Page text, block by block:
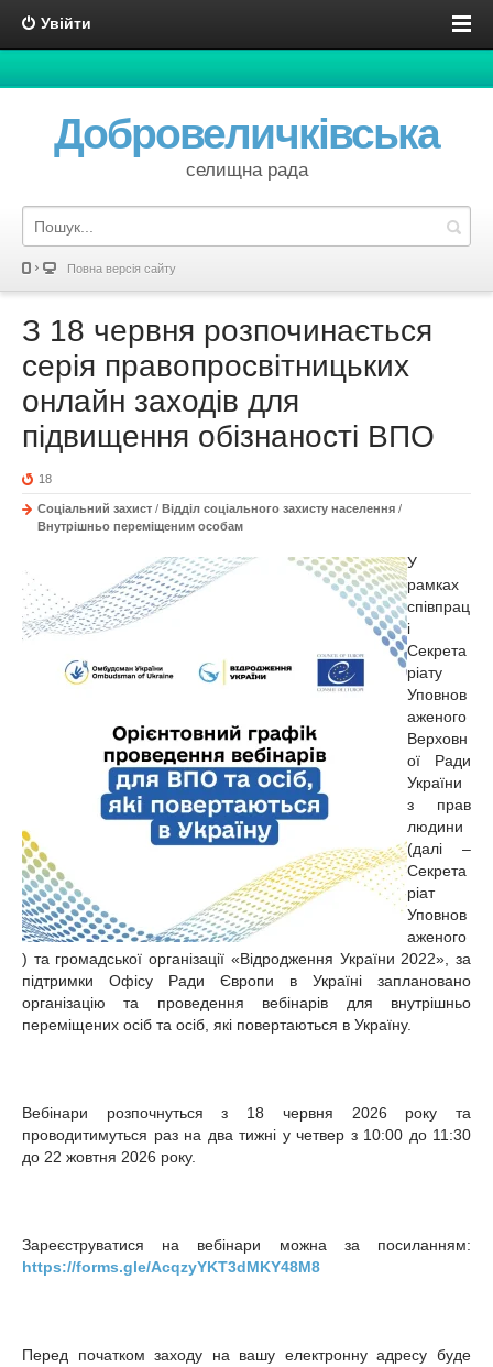
Увійти
Добровеличківська
селищна рада
Повна версія сайту
З 18 червня розпочинається
серія правопросвітницьких
онлайн заходів для
підвищення обізнаності ВПО
18
Соціальний захист / Відділ соціального захисту населення /
Внутрішньо переміщеним особам
У
рамках
співпрац
і
Секрета
ріату
Уповнов
аженого
Верховн
ої Ради
України
з прав
людини
(далі –
Секрета
ріат
Уповнов
аженого
) та громадської організації «Відродження України 2022», за
підтримки Офісу Ради Європи в Україні заплановано
організацію та проведення вебінарів для внутрішньо
переміщених осіб та осіб, які повертаються в Україну.
Вебінари розпочнуться з 18 червня 2026 року та
проводитимуться раз на два тижні у четвер з 10:00 до 11:30
до 22 жовтня 2026 року.
Зареєструватися на вебінари можна за посиланням:
https://forms.gle/AcqzyYKT3dMKY48M8
Перед початком заходу на вашу електронну адресу буде